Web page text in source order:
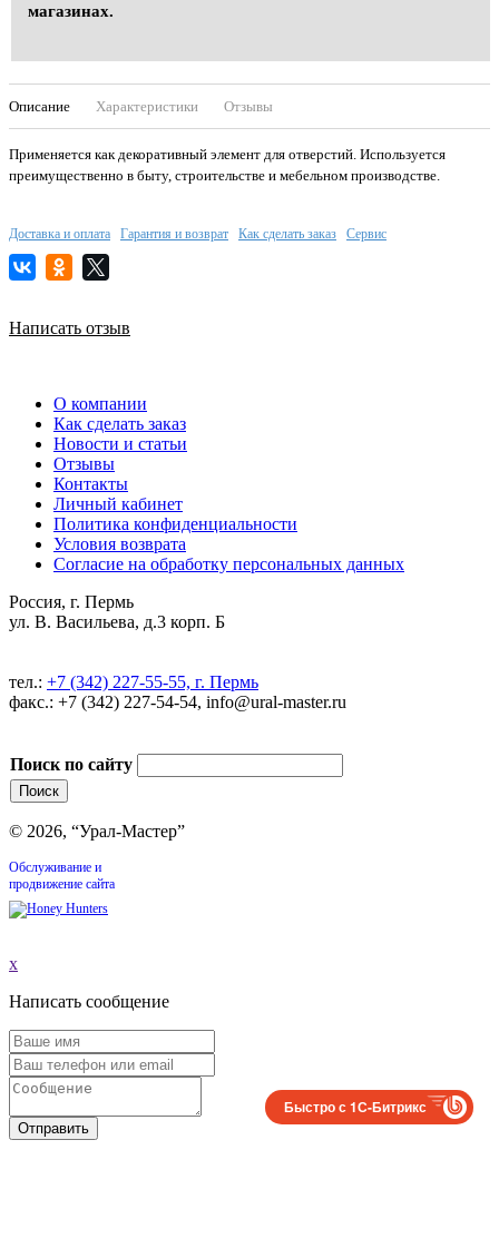
магазинах.
Описание Характеристики Отзывы
Применяется как декоративный элемент для отверстий. Используется
преимущественно в быту, строительстве и мебельном производстве.
Доставка и оплата Гарантия и возврат Как сделать заказ Сервис
Написать отзыв
О компании
Как сделать заказ
Новости и статьи
Отзывы
Контакты
Личный кабинет
Политика конфиденциальности
Условия возврата
Согласие на обработку персональных данных
Россия, г. Пермь
ул. В. Васильева, д.3 корп. Б
тел.: +7 (342) 227-55-55, г. Пермь
факс.: +7 (342) 227-54-54, info@ural-master.ru
Поиск по сайту
© 2026, “Урал-Мастер”
Обслуживание и
продвижение сайта
x
Написать сообщение
Отправить
Быстро с 1С-Битрикс